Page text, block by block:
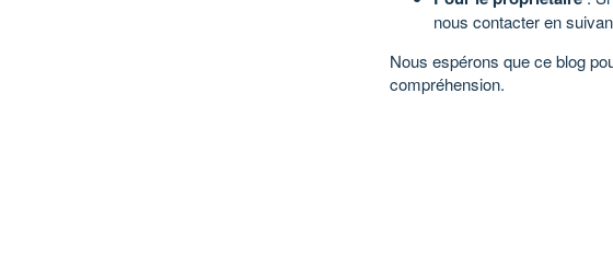
nous contacter en
Nous espérons que ce blog
compréhension.